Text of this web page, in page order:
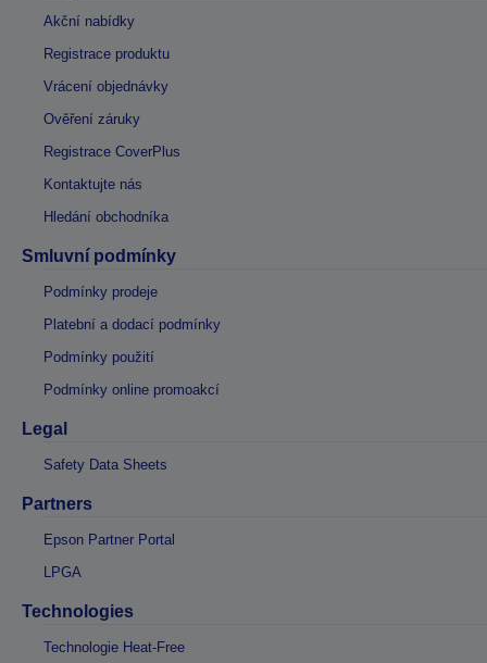
Akční nabídky
Registrace produktu
Vrácení objednávky
Ověření záruky
Registrace CoverPlus
Kontaktujte nás
Hledání obchodníka
Smluvní podmínky
Podmínky prodeje
Platební a dodací podmínky
Podmínky použití
Podmínky online promoakcí
Legal
Safety Data Sheets
Partners
Epson Partner Portal
LPGA
Technologies
Technologie Heat-Free